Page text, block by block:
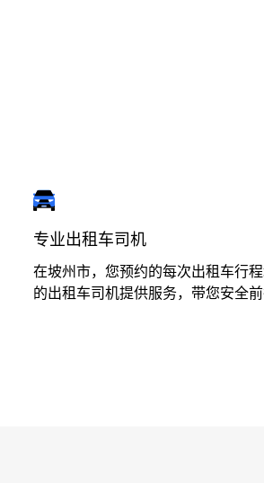
专业出租车司机
在坡州市，您预约的每次出租车行
的出租车司机提供服务，带您安全前